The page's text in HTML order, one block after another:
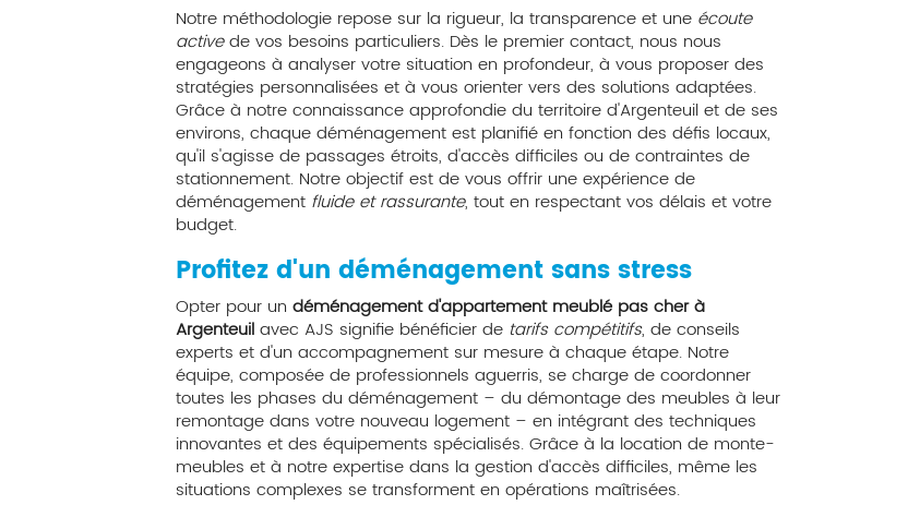
Notre méthodologie repose sur la rigueur, la transparence et une écoute
activede vos besoins particuliers. Dès le premier contact, nous nous
engageons à analyser votre situation en profondeur, à vous proposer des
stratégies personnalisées et à vous orienter vers des solutions adaptées.
Grâce à notre connaissance approfondie du territoire d'Argenteuil et de ses
environs, chaque déménagement est planifié en fonction des défis locaux,
qu'il s'agisse de passages étroits, d'accès difficiles ou de contraintes de
stationnement. Notre objectif est de vous offrir une expérience de
déménagement fluide et rassurante, tout en respectant vos délais et votre
budget.
Profitez d'un déménagement sans stress
Opter pour undéménagement d'appartement meublé pas cher à
Argenteuil avec AJS signifie bénéficier de tarifs compétitifs, de conseils
experts et d'un accompagnement sur mesure à chaque étape. Notre
équipe, composée de professionnels aguerris, se charge de coordonner
toutes les phases du déménagement – du démontage des meubles à leur
remontage dans votre nouveau logement – en intégrant des techniques
innovantes et des équipements spécialisés. Grâce à la location de monte-
meubles et à notre expertise dans la gestion d'accès difficiles, même les
situations complexes se transforment en opérations maîtrisées.